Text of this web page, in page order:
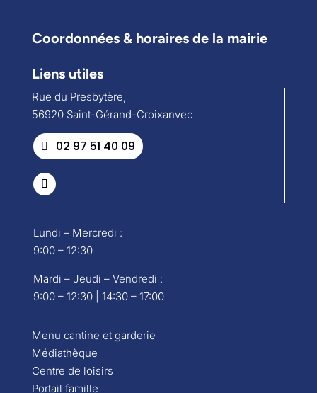
Coordonnées & horaires de la mairie
Liens utiles
Rue du Presbytère,
56920 Saint-Gérand-Croixanvec
02 97 51 40 09
Lundi – Mercredi :
9:00 – 12:30
Mardi – Jeudi – Vendredi :
9:00 – 12:30 | 14:30 – 17:00
Menu cantine et garderie
Médiathèque
Centre de loisirs
Portail famille